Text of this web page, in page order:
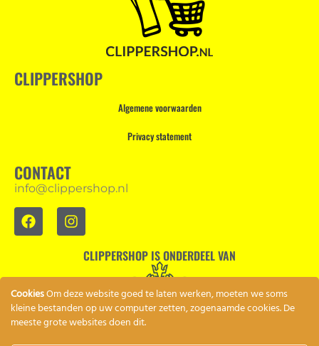
CLIPPERSHOP
Algemene voorwaarden
Privacy statement
CONTACT
info@clippershop.nl
CLIPPERSHOP IS ONDERDEEL VAN
CookiesOm deze website goed te laten werken, moeten we soms
kleine bestanden op uw computer zetten, zogenaamde cookies. De
meeste grote websites doen dit.